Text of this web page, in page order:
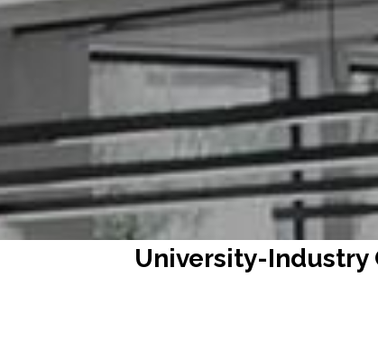
경
University-Industry
University-Industry